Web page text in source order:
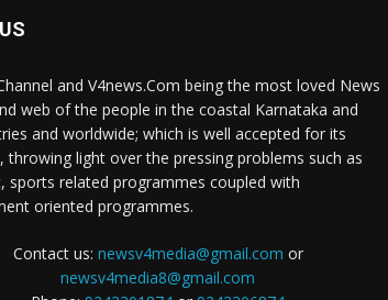
and V4news.Com being the most loved News
web of the people in the coastal Karnataka and
and worldwide; which is well accepted for its
throwing light over the pressing problems such as
sports related programmes coupled with
oriented programmes.
Contact us: newsv4media@gmail.com or
newsv4media8@gmail.com